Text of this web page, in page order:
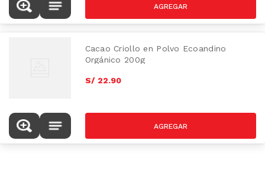
Cacao Criollo en Polvo Ecoandino
Orgánico 200g
S/ 22.90